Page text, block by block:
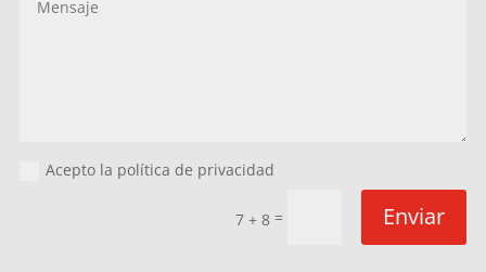
Acepto la política de privacidad
7 + 8 = Enviar